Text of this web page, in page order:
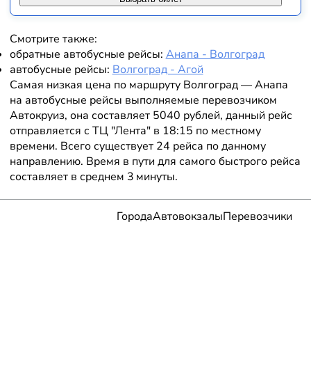
Смотрите также:
обратные автобусные рейсы: Анапа - Волгоград
автобусные рейсы: Волгоград - Агой
Самая низкая цена по маршруту Волгоград — Анапа
на автобусные рейсы выполняемые перевозчиком
Автокруиз, она составляет 5040 рублей, данный рейс
отправляется с ТЦ "Лента" в 18:15 по местному
времени. Всего существует 24 рейса по данному
направлению. Время в пути для самого быстрого рейса
составляет в среднем 3 минуты.
ГородаАвтовокзалыПеревозчики